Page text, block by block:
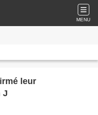
MENU
leur
J